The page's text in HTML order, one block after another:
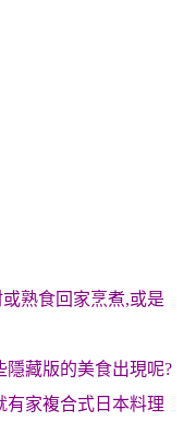
熟食回家烹煮,或是
藏版的美食出現呢?
有家複合式日本料理